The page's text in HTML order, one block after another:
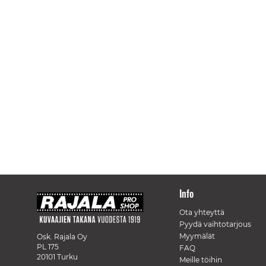
Osk. Rajala Oy
PL 175
20101 Turku
Info
Ota yhteyttä
Pyydä vaihtotarjous
Myymälät
FAQ
Meille töihin